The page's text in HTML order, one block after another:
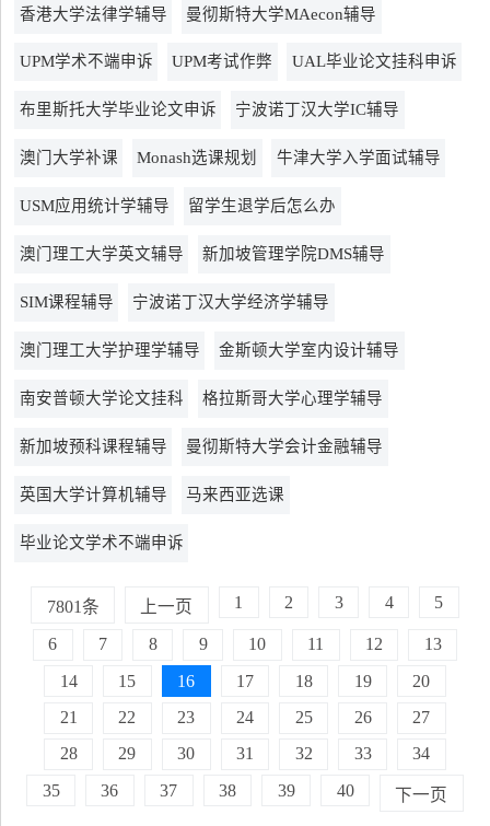
香港大学法律学辅导 曼彻斯特大学MAecon辅导
UPM学术不端申诉 UPM考试作弊 UAL毕业论文挂科申诉
布里斯托大学毕业论文申诉 宁波诺丁汉大学IC辅导
澳门大学补课 Monash选课规划 牛津大学入学面试辅导
USM应用统计学辅导 留学生退学后怎么办
澳门理工大学英文辅导 新加坡管理学院DMS辅导
SIM课程辅导 宁波诺丁汉大学经济学辅导
澳门理工大学护理学辅导 金斯顿大学室内设计辅导
南安普顿大学论文挂科 格拉斯哥大学心理学辅导
新加坡预科课程辅导 曼彻斯特大学会计金融辅导
英国大学计算机辅导 马来西亚选课
毕业论文学术不端申诉
7801条 上一页 1 2 3 4 5
6 7 8 9 10 11 12
13
14
15 16 17 18 19
20
21
22 23 24 25 26
27
28
29 30 31 32 33
34
35
36 37 38 39 40 下一页